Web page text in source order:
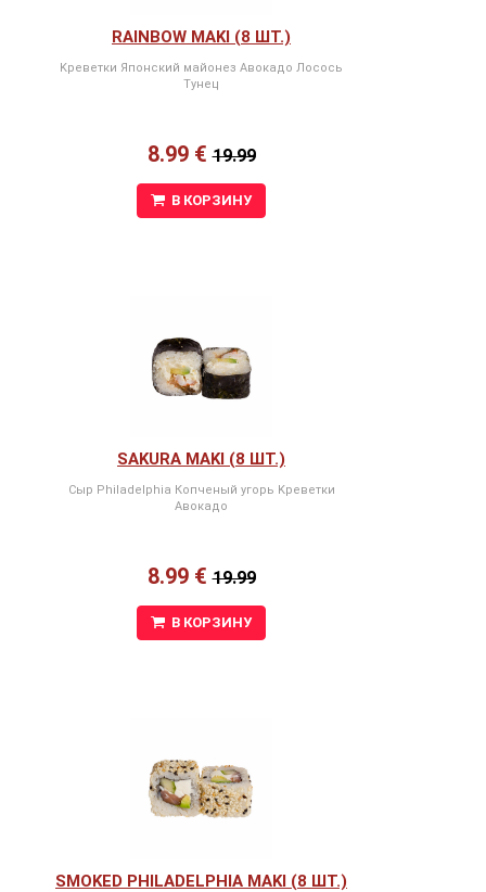
RAINBOW MAKI (8 ШТ.)
Kреветки Японский майонез Авокадо Лосось
Тунец
8.99 €19.99
В КОРЗИНУ
SAKURA MAKI (8 ШТ.)
Сыр Philadelphia Копченый угорь Kреветки
Авокадо
8.99 €19.99
В КОРЗИНУ
SMOKED PHILADELPHIA MAKI (8 ШТ.)